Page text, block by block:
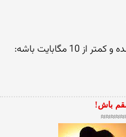
مگابایت باشه:
باش!